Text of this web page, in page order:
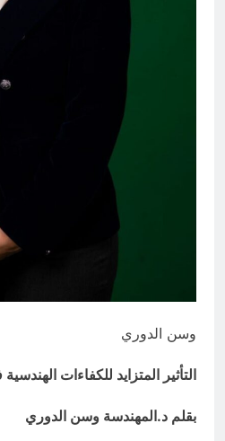
مؤيد اللامي ..
وزير
وسن الدوري
التأثير المتزايد للكفاءات
بقلم د.المهندسة وسن الدوري